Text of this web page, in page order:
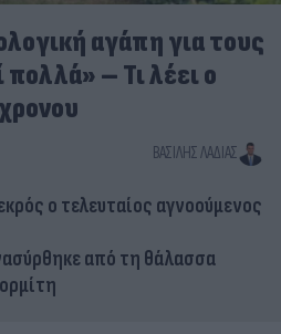
αγάπη για τους
πολλά» – Τι λέει ο
ΒΑΣΊΛΗΣ ΛΑΔΙΆΣ
ο τελευταίος αγνοούμενος
από τη θάλασσα